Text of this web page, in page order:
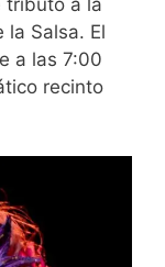
la Salsa. El
a las 7:00
recinto